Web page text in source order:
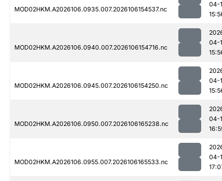
MOD02HKM.A2026106.0935.007.2026106154537.nc
04-
MOD02HKM.A2026106.0940.007.2026106154716.nc
04-
MOD02HKM.A2026106.0945.007.2026106154250.nc
04-
MOD02HKM.A2026106.0950.007.2026106165238.nc
04-
MOD02HKM.A2026106.0955.007.2026106165533.nc
04-